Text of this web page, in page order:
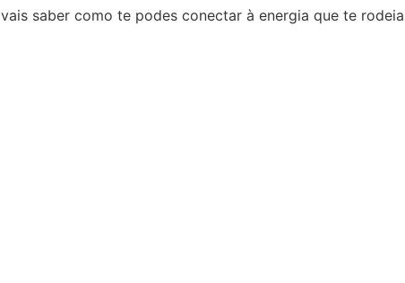
vais saber como te podes conectar à energia que te